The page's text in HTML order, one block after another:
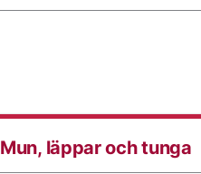
Mun, läppar och tunga